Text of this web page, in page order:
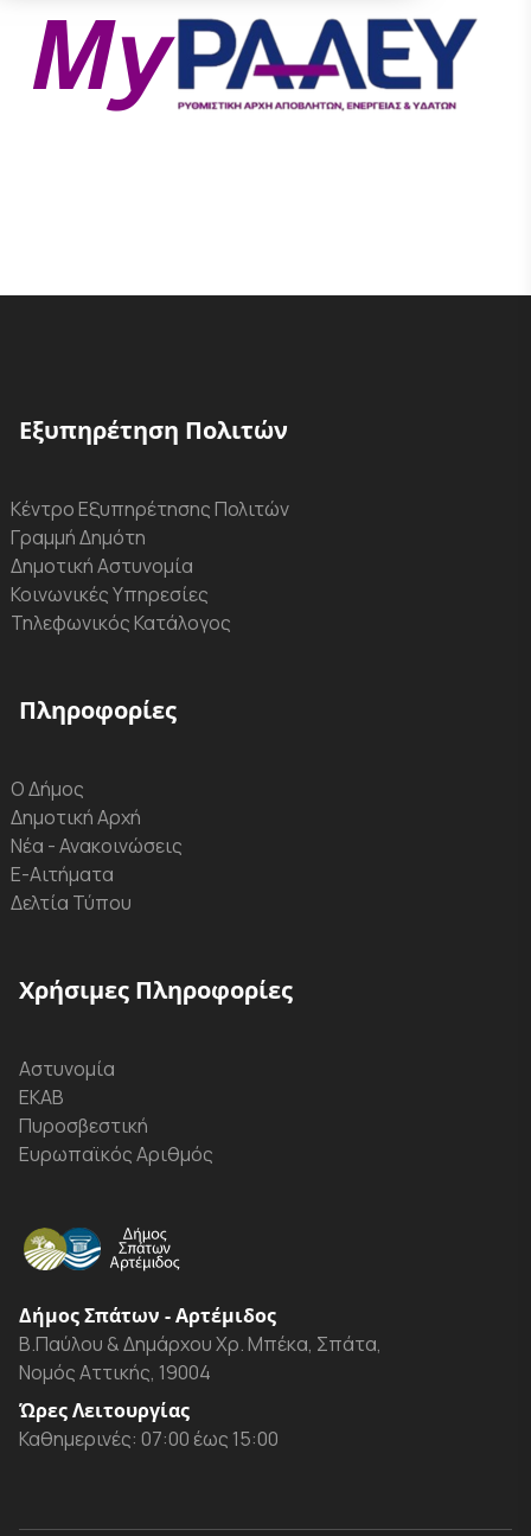
Εξυπηρέτηση Πολιτών
Κέντρο Εξυπηρέτησης Πολιτών
Γραμμή Δημότη
Δημοτική Αστυνομία
Κοινωνικές Υπηρεσίες
Τηλεφωνικός Κατάλογος
Πληροφορίες
Ο Δήμος
Δημοτική Αρχή
Νέα - Ανακοινώσεις
Ε-Αιτήματα
Δελτία Τύπου
Χρήσιμες Πληροφορίες
Αστυνομία
ΕΚΑΒ
Πυροσβεστική
Ευρωπαϊκός Αριθμός
Δήμος Σπάτων - Αρτέμιδος
Β.Παύλου & Δημάρχου Χρ. Μπέκα, Σπάτα,
Νομός Αττικής, 19004
Ώρες Λειτουργίας
Καθημερινές: 07:00 έως 15:00